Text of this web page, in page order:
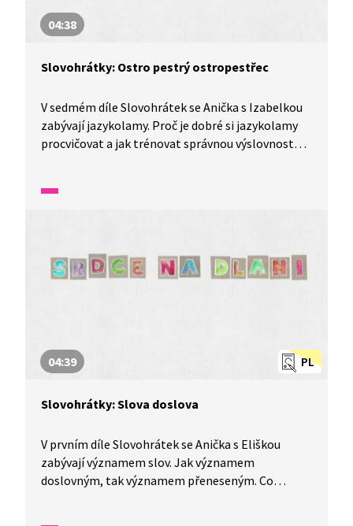
04:38
Slovohrátky: Ostro pestrý ostropestřec
V sedmém díle Slovohrátek se Anička s Izabelkou
zabývají jazykolamy. Proč je dobré si jazykolamy
procvičovat a jak trénovat správnou výslovnost
aneb ostro pestrý ostropestřec.
PL
04:39
Slovohrátky: Slova doslova
V prvním díle Slovohrátek se Anička s Eliškou
zabývají významem slov. Jak významem
doslovným, tak významem přeneseným. Co